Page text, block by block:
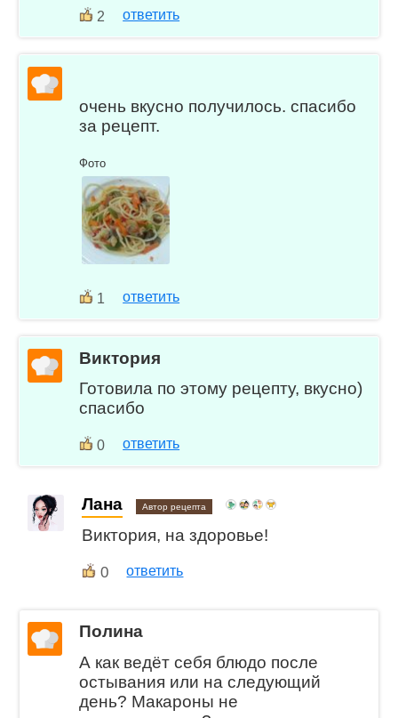
2 ответить
очень вкусно получилось. спасибо
за рецепт.
Фото
1 ответить
Виктория
Готовила по этому рецепту, вкусно)
спасибо
0 ответить
Лана Автор рецепта
Виктория, на здоровье!
0 ответить
Полина
А как ведёт себя блюдо после
остывания или на следующий
день? Макароны не